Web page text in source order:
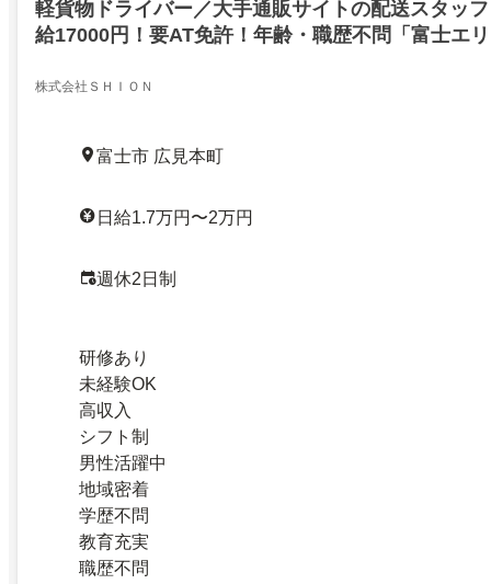
軽貨物ドライバー／大手通販サイトの配送スタッ
給17000円！要AT免許！年齢・職歴不問「富士エ
株式会社ＳＨＩＯＮ
富士市 広見本町
日給1.7万円〜2万円
週休2日制
研修あり
未経験OK
高収入
シフト制
男性活躍中
地域密着
学歴不問
教育充実
職歴不問